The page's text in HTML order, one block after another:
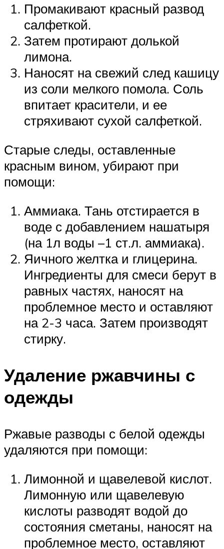
Промакивают красный развод
салфеткой.
Затем протирают долькой
лимона.
Наносят на свежий след кашицу
из соли мелкого помола. Соль
впитает красители, и ее
стряхивают сухой салфеткой.
Старые следы, оставленные
красным вином, убирают при
помощи:
Аммиака. Тань отстирается в
воде с добавлением нашатыря
(на 1л воды –1 ст.л. аммиака).
Яичного желтка и глицерина.
Ингредиенты для смеси берут в
равных частях, наносят на
проблемное место и оставляют
на 2-3 часа. Затем производят
стирку.
Удаление ржавчины с
одежды
Ржавые разводы с белой одежды
удаляются при помощи:
Лимонной и щавелевой кислот.
Лимонную или щавелевую
кислоты разводят водой до
состояния сметаны, наносят на
проблемное место, оставляют